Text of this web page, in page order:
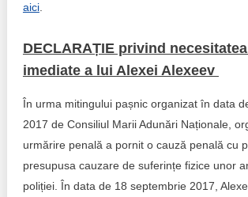
aici.
DECLARAȚIE privind
imediate a lui Alexei Alexeev
În urma mitingului pașnic organizat în data
2017 de Consiliul Marii Adunări Naționale,
urmărire penală a pornit o cauză penală cu
presupusa cauzare de suferințe fizice unor
poliției. În data de 18 septembrie 2017,